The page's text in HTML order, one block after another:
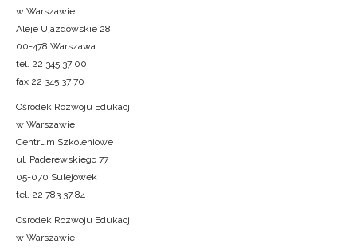
w Warszawie
Aleje Ujazdowskie 28
00-478 Warszawa
tel. 22 345 37 00
fax 22 345 37 70
Ośrodek Rozwoju Edukacji
w Warszawie
Centrum Szkoleniowe
ul. Paderewskiego 77
05-070 Sulejówek
tel. 22 783 37 84
Ośrodek Rozwoju Edukacji
w Warszawie